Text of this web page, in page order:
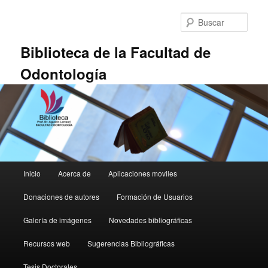
Biblioteca de la Facultad de
Odontología
principal
Inicio Acerca de Aplicaciones moviles
Donaciones de autores Formación de Usuarios
Galería de imágenes Novedades bibliográficas
Recursos web Sugerencias Bibliográficas